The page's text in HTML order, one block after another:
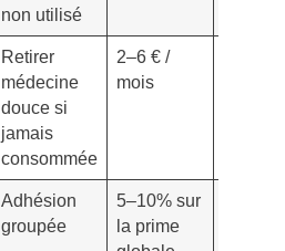
non utilisé
Retirer
médecine
douce si
jamais
consommée
2–6 € /
mois
Adhésion
groupée
5–10% sur
la prime